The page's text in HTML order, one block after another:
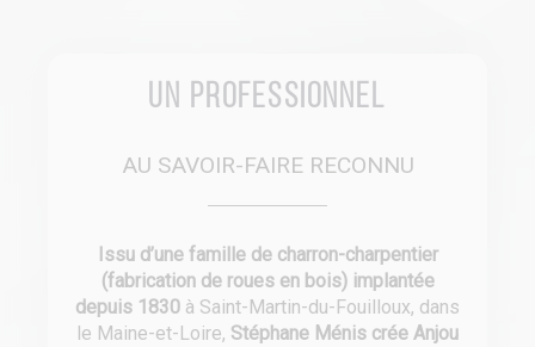
Un professionnel
AU SAVOIR-FAIRE RECONNU
Issu d’une famille de charron-charpentier
(fabrication de roues en bois) implantée
depuis 1830 à Saint-Martin-du-Fouilloux, dans
le Maine-et-Loire, Stéphane Ménis crée Anjou